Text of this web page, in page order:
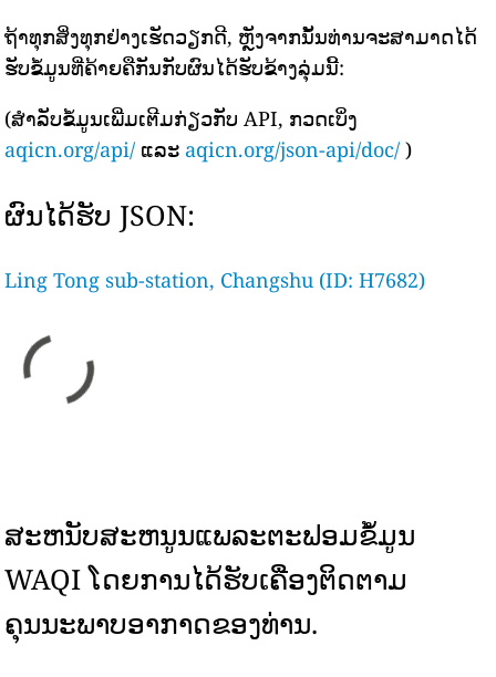
ຖ້າທຸກສິ່ງທຸກຢ່າງເຮັດວຽກດີ, ຫຼັງຈາກນັ້ນທ່ານຈະສາມາດໄດ້
ຮັບຂໍ້ມູນທີ່ຄ້າຍຄືກັນກັບຜົນໄດ້ຮັບຂ້າງລຸ່ມນີ້:
(ສຳລັບຂໍ້ມູນເພີ່ມເຕີມກ່ຽວກັບ API, ກວດເບິ່ງ
aqicn.org/api/ ແລະ aqicn.org/json-api/doc/ )
ຜົນໄດ້ຮັບ JSON:
Ling Tong sub-station, Changshu (ID: H7682)
ສະຫນັບສະຫນູນແພລະຕະຟອມຂໍ້ມູນ
WAQI ໂດຍການໄດ້ຮັບເຄື່ອງຕິດຕາມ
ຄຸນນະພາບອາກາດຂອງທ່ານ.